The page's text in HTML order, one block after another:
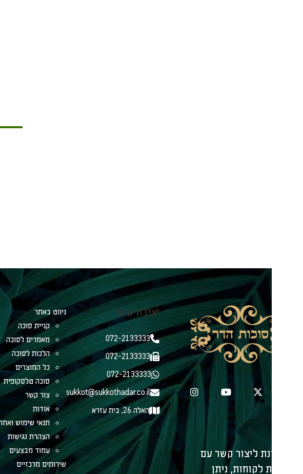
ליצור קשר עם
לקוחות, ניתן
יצירת קשר
072-2133333
072-2133333
072-2133333
sukkot@sukkothadar.co.il
האלה 26, בית עזרא
ניווט באתר
קניית סוכה
מאמרים לסוכה
הלכות לסוכה
כל המוצרים
סוכה טלסקופית
צור קשר
אודות
תנאי שימוש ואחריות
הצהרת נגישות
עמוד מבצעים
שירותים מרכזיים